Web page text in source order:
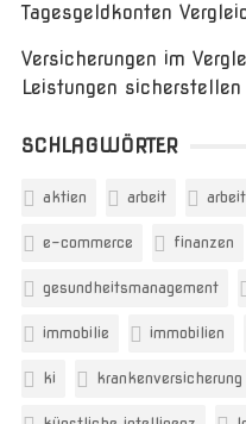
Tagesgeldkonten
Versicherungen im
Leistungen sicherstellen
SCHLAGWÖRTER
aktien arbeit
e-commerce finanzen
gesundheitsmanagement
immobilie immobilien
ki krankenversicherung